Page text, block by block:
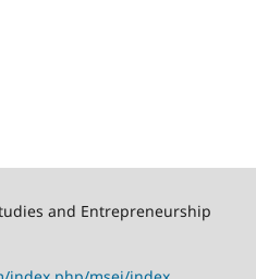
and Entrepreneurship